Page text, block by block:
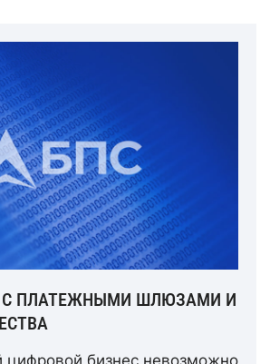
С ПЛАТЕЖНЫМИ ШЛЮЗАМИ И